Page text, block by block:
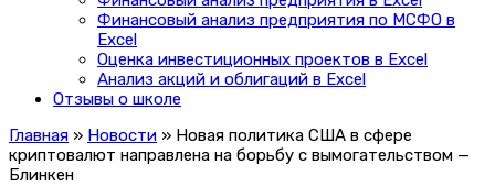
Финансовый анализ предприятия по МСФО в
Excel
Оценка инвестиционных проектов в Excel
Анализ акций и облигаций в Excel
Отзывы о школе
Главная » Новости » Новая политика США в сфере
криптовалют направлена на борьбу с вымогательством —
Блинкен